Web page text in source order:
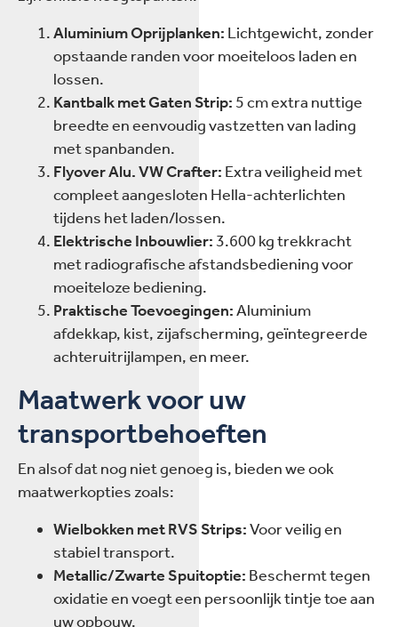
Aluminium Oprijplanken: Lichtgewicht, zonder
opstaande randen voor moeiteloos laden en
lossen.
Kantbalk met Gaten Strip: 5 cm extra nuttige
breedte en eenvoudig vastzetten van lading
met spanbanden.
Flyover Alu. VW Crafter: Extra veiligheid met
compleet aangesloten Hella-achterlichten
tijdens het laden/lossen.
Elektrische Inbouwlier:3.600 kg trekkracht
met radiografische afstandsbediening voor
moeiteloze bediening.
Praktische Toevoegingen:Aluminium
afdekkap, kist, zijafscherming, geïntegreerde
achteruitrijlampen, en meer.
Maatwerk voor uw
transportbehoeften
En alsof dat nog niet genoeg is, bieden we ook
maatwerkopties zoals:
Wielbokken met RVS Strips:Voor veilig en
stabiel transport.
Metallic/Zwarte Spuitoptie: Beschermt tegen
oxidatie en voegt een persoonlijk tintje toe aan
uw opbouw.